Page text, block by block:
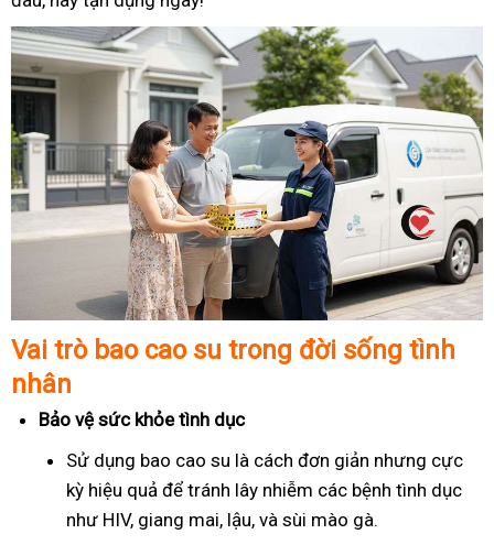
Vai trò bao cao su trong đời sống tình
nhân
Bảo vệ sức khỏe tình dục
Sử dụng bao cao su là cách đơn giản nhưng cực
kỳ hiệu quả để tránh lây nhiễm các bệnh tình dục
như HIV, giang mai, lậu, và sùi mào gà.